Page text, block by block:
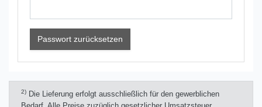
Passwort zurücksetzen
2) Die Lieferung erfolgt ausschließlich für den gewerblichen